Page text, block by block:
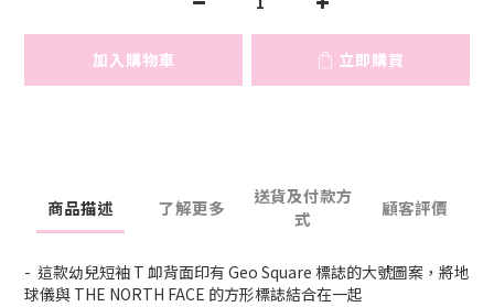
加入購物車 立即購買
商品描述 了解更多
送貨及付款方
式
顧客評價
- 這款幼兒短袖 T 卹背面印有 Geo Square 標誌的大號圖案，將地
球儀與 THE NORTH FACE 的方形標誌結合在一起